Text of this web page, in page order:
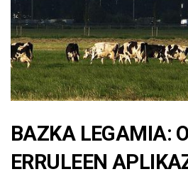
BAZKA LEGAMIA:
ERRULEEN